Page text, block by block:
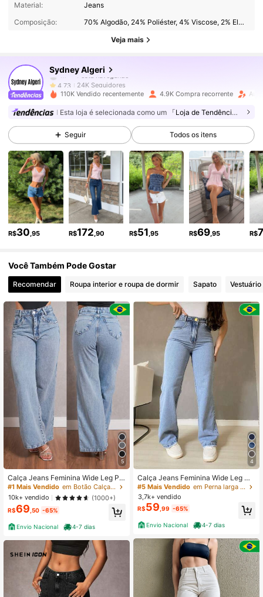
Material:
Jeans
Composição:
70% Algodão, 24% Poliéster, 4% Viscose, 2% Elastano
Veja mais
Sydney Algeri
24K Seguidores
4,73 24K Seguidores
4,73 24K Seguidores
24K Seguidores
4,73 24K Seguidores
4,73 24K Seguidores
24K Seguidores
4,73 24K Seguidores
110K Vendido recentemente 4.9K Compra recorrente
Esta loja é selecionada como um 「Loja de Tendências」
Seguir Todos os itens
R$30,95 R$172,90 R$51,95 R$69,95 R$
Você Também Pode Gostar
Recomendar Roupa interior e roupa de dormir Sapato
5
Calça Jeans Feminina Wide Leg Pa
ntalona Cintura Alta Marmorizada S
em Lycra Boca Larga Premium Sofi
sticada Confortável Elegante
#1 Mais Vendido
em Botão Calças de ganga
10k+ vendido
(1000+)
R$69 ,50 -65%
Envio Nacional 4-7 dias
4
Calça Jeans Feminina Wide Leg Ma
rmorizada Sem Lycra Pantalona Cin
tura Alta Boca Larga Gaven Inverno
2026 Dia das Mães Boca Larga Ret
a Estilo Moderno Versátil Confortáv
#5 Mais Vendido
em Perna larga Calças jeans
3,7k+ vendido
R$59 ,99 -65%
Envio Nacional 4-7 dias